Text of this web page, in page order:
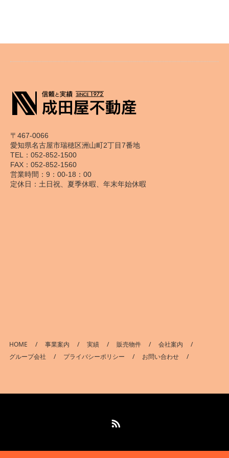
〒467-0066
愛知県名古屋市瑞穂区洲山町2丁目7番地
TEL：052-852-1500
FAX：052-852-1560
営業時間：9：00-18：00
定休日：土日祝、夏季休暇、年末年始休暇
HOME 事業案内 実績 販売物件
会社案内
グループ会社
プライバシーポリシー お問い合わせ